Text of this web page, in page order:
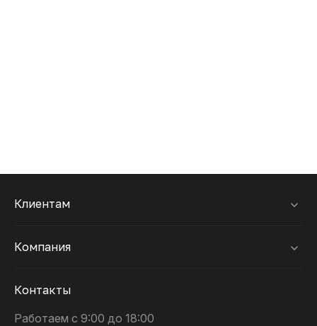
Клиентам
Компания
Контакты
Работаем с 9:00 до 18:00